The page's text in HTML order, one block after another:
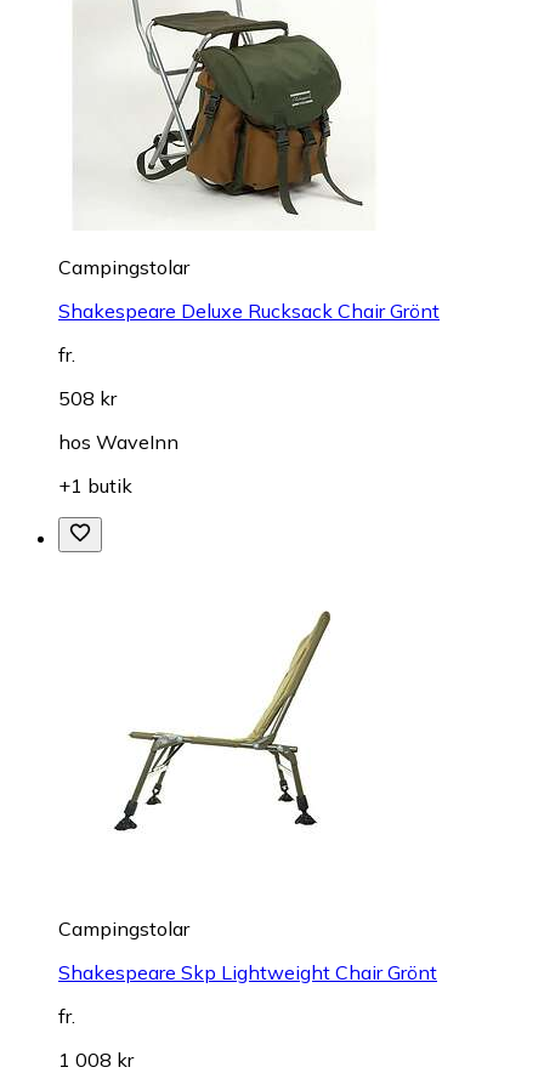
Campingstolar
Shakespeare Deluxe Rucksack Chair Grönt
fr.
508 kr
hos WaveInn
+1 butik
Campingstolar
Shakespeare Skp Lightweight Chair Grönt
fr.
1 008 kr